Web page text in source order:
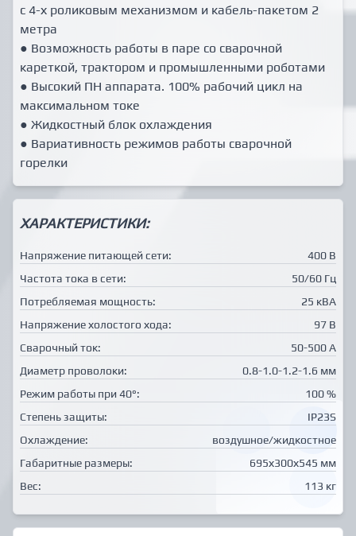
с 4-х роликовым механизмом и кабель-пакетом 2
метра
● Возможность работы в паре со сварочной
кареткой, трактором и промышленными роботами
● Высокий ПН аппарата. 100% рабочий цикл на
максимальном токе
● Жидкостный блок охлаждения
● Вариативность режимов работы сварочной
горелки
ХАРАКТЕРИСТИКИ:
Напряжение питающей сети:
400 В
Частота тока в сети:
50/60 Гц
Потребляемая мощность:
25 кВА
Напряжение холостого хода:
97 В
Сварочный ток:
50-500 А
Диаметр проволоки:
0.8-1.0-1.2-1.6 мм
Режим работы при 40°:
100 %
Степень защиты:
IP23S
Охлаждение:
воздушное/жидкостное
Габаритные размеры:
695х300х545 мм
Вес:
113 кг